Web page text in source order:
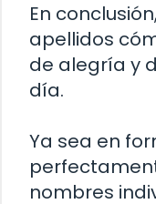
En
apellidos
de alegría y
día.
Ya sea en
nombres